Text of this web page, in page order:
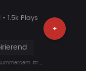
+
• 1.5k Plays
#rafcamora